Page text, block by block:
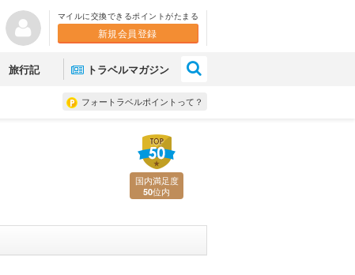
マイルに交換できるポイントがたまる
新規会員登録
旅行記 トラベルマガジン
フォートラベルポイントって？
国内満足度
50位内